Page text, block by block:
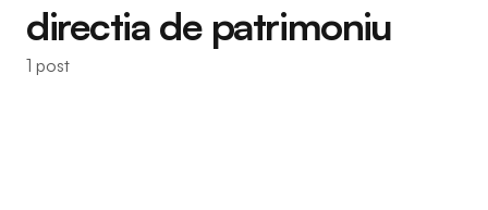
directia de patrimoniu
1 post